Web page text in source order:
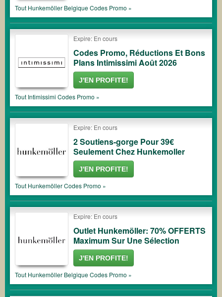
Tout Hunkemöller BelgiqueCodes Promo »
Expire: En cours
Codes Promo, Réductions Et Bons
Plans Intimissimi Août 2026
J'EN PROFITE!
Tout Intimissimi Codes Promo »
Expire: En cours
2 Soutiens-gorge Pour 39€
Seulement Chez Hunkemoller
J'EN PROFITE!
Tout HunkemöllerCodes Promo »
Expire: En cours
Outlet Hunkemöller: 70% OFFERTS
Maximum Sur Une Sélection
J'EN PROFITE!
Tout Hunkemöller BelgiqueCodes Promo »